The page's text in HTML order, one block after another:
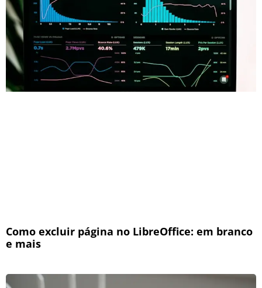
Como excluir página no LibreOffice: em branco
e mais